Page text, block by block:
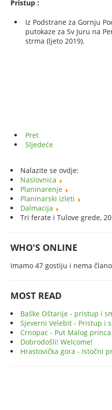
Pristup :
Iz Podstrane za Gornju
putokaze za Sv Juru na
strma (ljeto 2019).
Pret
Sljedeće
Nalazite se ovdje:
Naslovnica
Planinarenje
Planinarski izleti
Dalmacija
Tri ferate i Tulove grede,
WHO'S ONLINE
Imamo 47 gostiju i nema
MOST READ
Baške Oštarije - pristup i
Sjeverni Velebit - Pristup i
Crnopac - Put Malog
Dobrodošli! Welcome!
Hrastovička gora - Istočni